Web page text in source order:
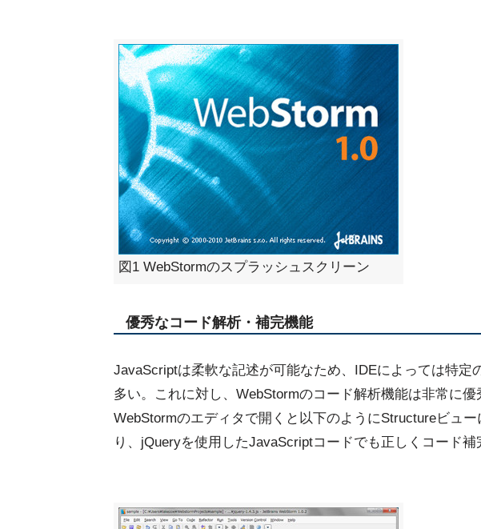
図1 WebStormのスプラッシュスクリーン
優秀なコード解析・補完機能
JavaScriptは柔軟な記述が可能なため、IDEによっては特定
多い。これに対し、WebStormのコード解析機能は非常に
WebStormのエディタで開くと以下のようにStructureビュ
り、jQueryを使用したJavaScriptコードでも正しくコード補